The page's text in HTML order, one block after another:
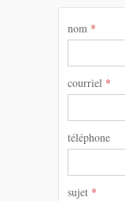
nom *
courriel *
téléphone
sujet *